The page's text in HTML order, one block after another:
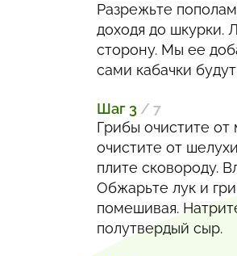
Разрежьте
доходя до шкурки.
сторону. Мы ее
сами кабачки
Шаг 3 / 7
Грибы очистите
очистите от
плите сковороду.
Обжарьте лук и
помешивая.
полутвердый сыр.